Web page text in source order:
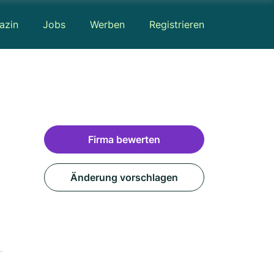
Jobs Werben Registrieren
Firma bewerten
Änderung vorschlagen